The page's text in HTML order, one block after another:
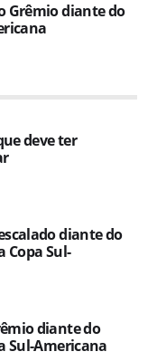
Grêmio diante do
deve ter
diante do
Copa Sul-
diante do
Sul-Americana